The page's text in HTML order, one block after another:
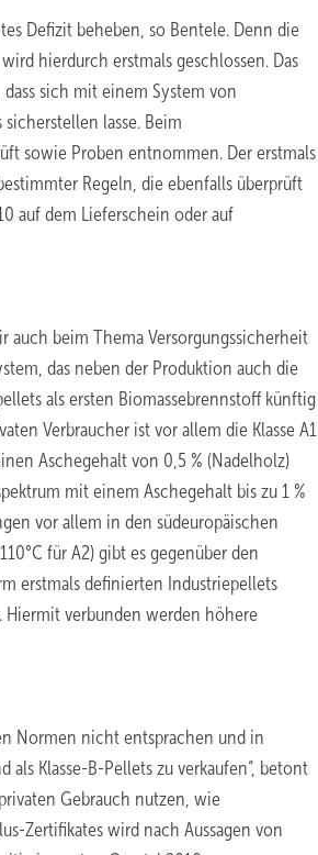
Defizit beheben, so Bentele. Denn die
hierdurch erstmals geschlossen. Das
sich mit einem System von
lasse. Beim
sowie Proben entnommen. Der erstmals
Regeln, die ebenfalls überprüft
auf dem Lieferschein oder auf
auch beim Thema Versorgungssicherheit
das neben der Produktion auch die
als ersten Biomassebrennstoff künftig
Verbraucher ist vor allem die Klasse A1
Aschegehalt von 0,5 % (Nadelholz)
mit einem Aschegehalt bis zu 1 %
vor allem in den südeuropäischen
für A2) gibt es gegenüber den
erstmals definierten Industriepellets
Hiermit verbunden werden höhere
Normen nicht entsprachen und in
Klasse-B-Pellets zu verkaufen“, betont
Gebrauch nutzen, wie
Zertifikates wird nach Aussagen von